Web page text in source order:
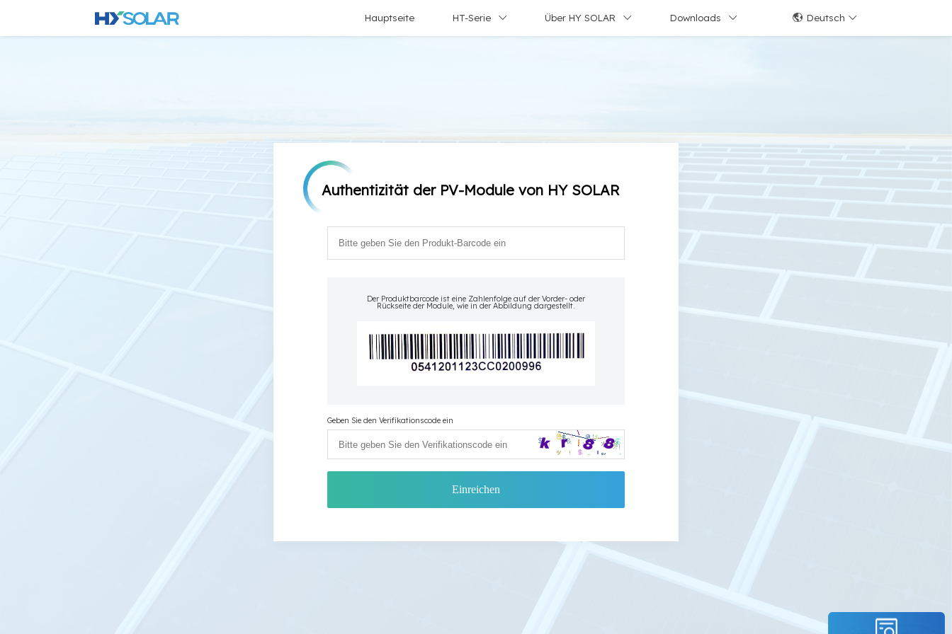
Hauptseite HT-Serie Über HY SOLAR Downloads Deutsch
Authentizität der PV-Module von HY SOLAR
Der Produktbarcode ist eine Zahlenfolge auf der Vorder- oder
Rückseite der Module, wie in der Abbildung dargestellt.
Geben Sie den Verifikationscode ein
Einreichen